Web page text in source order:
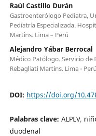
Raúl Castillo Durán
Gastroenterólogo Pediatra,
Pediatría Especializada.
Martins. Lima – Perú
Alejandro Yábar Berrocal
Médico Patólogo. Servicio
Rebagliati Martins. Lima - Perú
DOI: https://doi.org/
Palabras clave: ALPLV,
duodenal